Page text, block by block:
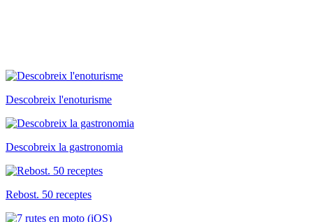
Descobreix l'enoturisme
Descobreix la gastronomia
Rebost. 50 receptes